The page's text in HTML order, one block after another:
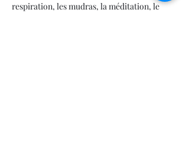
respiration, les mudras, la méditation, le